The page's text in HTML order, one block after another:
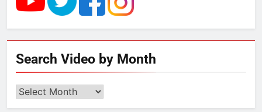
का स्वागत करेगा लक्ष्मण द्वार
उत्तर प्रदेश में गांवों में बढ़ेंगी सुविधाएं: 67%
बढ़ा पंचायतों का बजट
Search Video by Month
Search